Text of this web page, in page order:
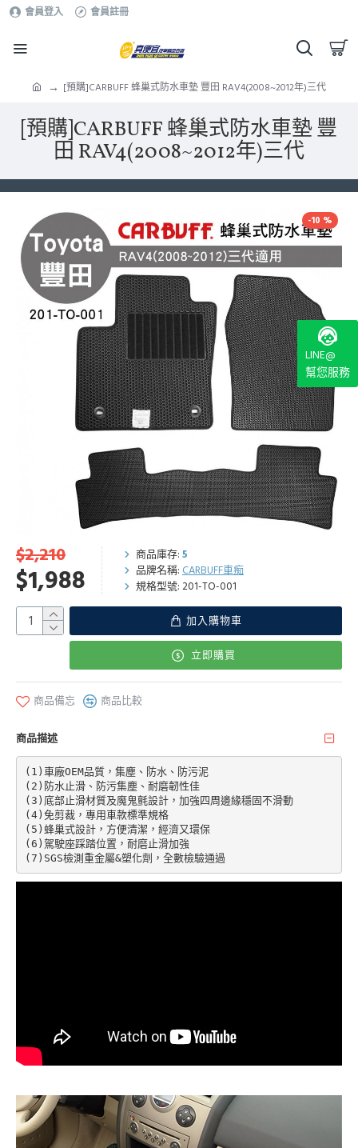
會員登入 會員註冊
[預購]CARBUFF 蜂巢式防水車墊 豐田 RAV4(2008~2012年)三代
[預購]CARBUFF 蜂巢式防水車墊 豐
田 RAV4(2008~2012年)三代
-10 %
$1,988
$2,210 商品庫存: 5
品牌名稱: CARBUFF車痴
規格型號: 201-TO-001
加入購物車
立即購買
商品備忘 商品比較
商品描述
(1)車廠OEM品質，集塵、防水、防污泥
(2)防水止滑、防污集塵、耐磨韌性佳
(3)底部止滑材質及魔鬼氈設計，加強四周邊緣穩固不滑動
(4)免剪裁，專用車款標準規格
(5)蜂巢式設計，方便清潔，經濟又環保
(6)駕駛座踩踏位置，耐磨止滑加強
(7)SGS檢測重金屬&塑化劑，全數檢驗通過
LINE@
幫您服務